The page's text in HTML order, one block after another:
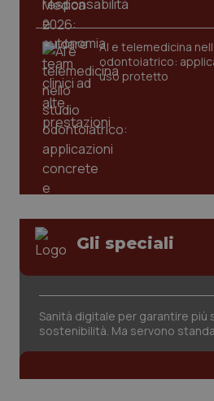
AI e telemedicina
odontoiatrico:
uso protetto
Gli speciali
Sanità digitale per garantire più
sostenibilità. Ma servono